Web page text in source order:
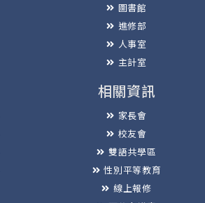
圖書館
進修部
人事室
主計室
相關資訊
家長會
校友會
雙語共學區
性別平等教育
線上報修